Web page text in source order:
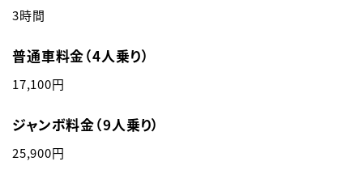
3時間
普通車料金（4人乗り）
17,100円
ジャンボ料金（9人乗り）
25,900円